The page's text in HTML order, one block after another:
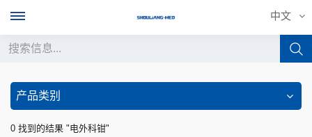
中文
中文
English
产品类别
0 找到的结果 "电外科钳"